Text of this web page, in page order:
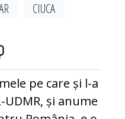
CIUCA
pe care și l-a
UDMR, și anume